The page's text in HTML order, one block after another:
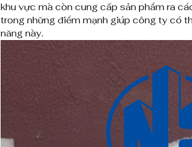
khu vực mà còn cung cấp sản phẩm ra
trong những điểm mạnh giúp công ty có
năng này.